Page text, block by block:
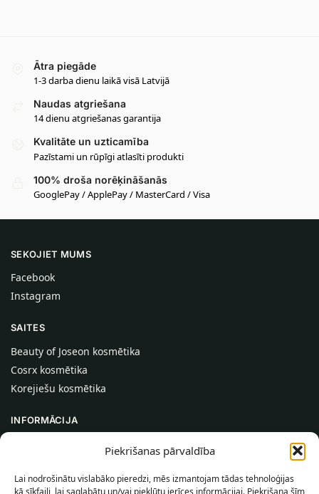
Piekrišanas pārvaldība
Lai nodrošinātu vislabāko pieredzi, mēs izmantojam tādas tehnoloģijas
kā sīkfaili, lai saglabātu un/vai piekļūtu ierīces informācijai. Piekrišana šīm
Ātra piegāde
1-3 darba dienu laikā visā Latvijā
Naudas atgriešana
14 dienu atgriešanas garantija
Kvalitāte un uzticamība
Pazīstami un rūpīgi atlasīti produkti
100% droša norēķināšanās
GooglePay / ApplePay / MasterCard / Visa
SEKOJIET MUMS
Facebook
Instagram
SAITES
Beauty of Joseon kosmētika
Cosrx kosmētika
Korejiešu kosmētika
INFORMĀCIJA
Palīdzība